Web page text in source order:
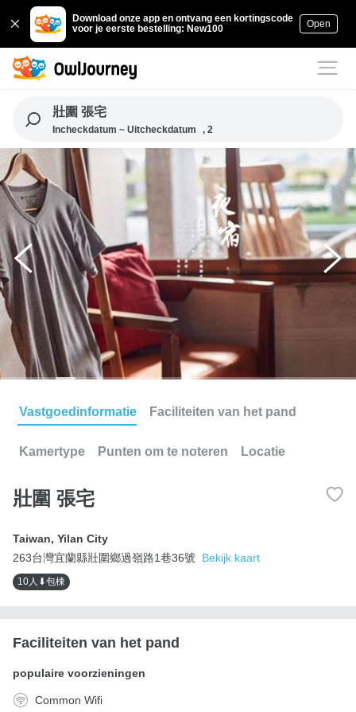
Download onze app en ontvang een kortingscode
voor je eerste bestelling: New100
Open
壯圍 張宅
Incheckdatum ~ Uitcheckdatum , 2
Vastgoedinformatie Faciliteiten van het pand
Kamertype Punten om te noteren Locatie
壯圍 張宅
Taiwan, Yilan City
263台灣宜蘭縣壯圍鄉過嶺路1巷36號
Bekijk kaart
10人⬇包棟
Faciliteiten van het pand
populaire voorzieningen
Common Wifi